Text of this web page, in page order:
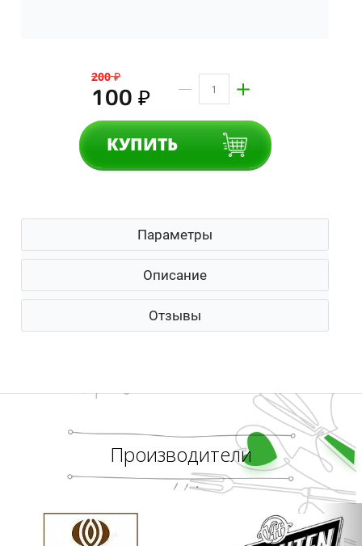
200₽
100 ₽
КУПИТЬ
Параметры
Описание
Отзывы
Производители